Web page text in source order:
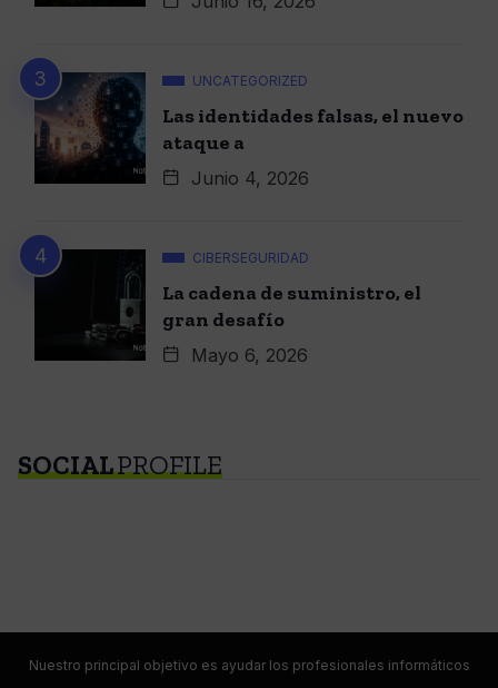
UNCATEGORIZED
Las identidades falsas, el nuevo
ataque a
Junio 4, 2026
CIBERSEGURIDAD
La cadena de suministro, el
gran desafío
Mayo 6, 2026
SOCIALPROFILE
Nuestro principal objetivo es ayudar los profesionales informáticos